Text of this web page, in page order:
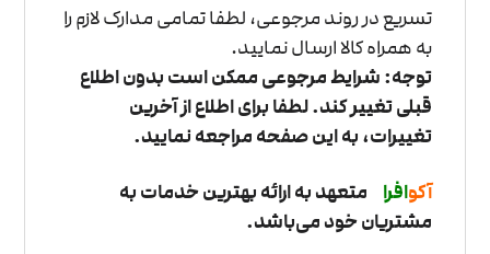
تسریع در روند مرجوعی، لطفا تمامی مدارک لازم را
به همراه کالا ارسال نمایید.
توجه: شرایط مرجوعی ممکن است بدون اطلاع
قبلی تغییر کند. لطفا برای اطلاع از آخرین
تغییرات، به این صفحه مراجعه نمایید.
آکوافرا متعهد به ارائه بهترین خدمات به
مشتریان خود می‌باشد.